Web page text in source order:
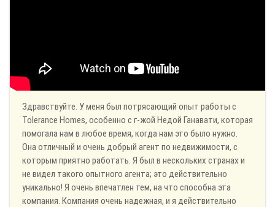
Здравствуйте. У меня был потрясающий опыт работы с
Tolerance Homes, особенно с г-жой Недой Ганавати, которая
помогала нам в любое время, когда нам это было нужно.
Она отличный и очень добрый агент по недвижимости, с
которым приятно работать. Я был в нескольких странах и
не видел такого опытного агента; это действительно
уникально! Я очень впечатлен тем, на что способна эта
компания. Компания очень надежная, и я действительно